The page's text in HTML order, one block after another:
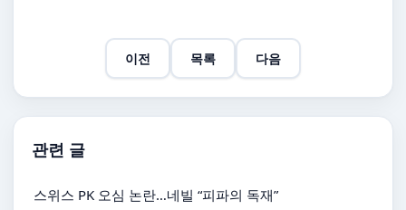
이전 목록 다음
관련 글
스위스 PK 오심 논란…네빌 “피파의 독재”